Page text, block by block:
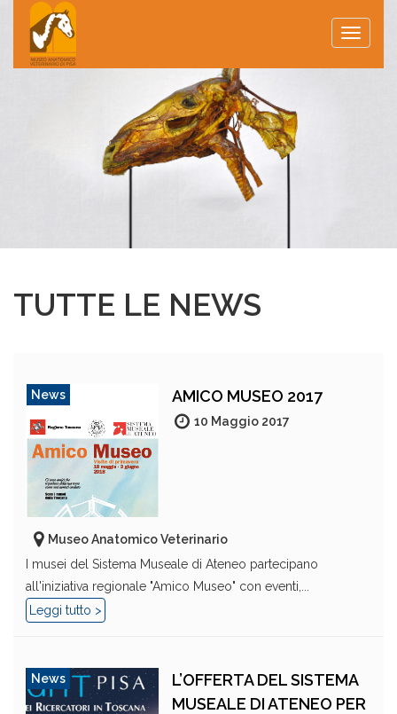
Toggle
TUTTE LE NEWS
News AMICO MUSEO 2017
10 Maggio 2017
Museo Anatomico Veterinario
I musei del Sistema Museale di Ateneo partecipano
all'iniziativa regionale "Amico Museo" con eventi,...
Leggi tutto >
News
L’OFFERTA DEL SISTEMA
MUSEALE DI ATENEO PER